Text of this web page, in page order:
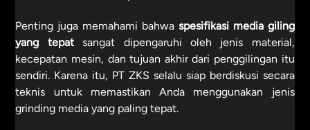
Penting juga memahami bahwa spesifikasi media giling
yang tepatsangat dipengaruhi oleh jenis material,
kecepatan mesin, dan tujuan akhir dari penggilingan itu
sendiri. Karena itu, PT ZKS selalu siap berdiskusi secara
teknis untuk memastikan Anda menggunakan jenis
grinding media yang paling tepat.